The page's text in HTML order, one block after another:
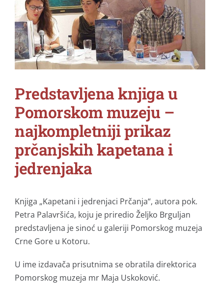
Predstavljena knjiga u
Pomorskom muzeju –
najkompletniji prikaz
prčanjskih kapetana i
jedrenjaka
Knjiga „Kapetani i jedrenjaci Prčanja“, autora pok.
Petra Palavršića, koju je priredio Željko Brguljan
predstavljena je sinoć u galeriji Pomorskog muzeja
Crne Gore u Kotoru.
U ime izdavača prisutnima se obratila direktorica
Pomorskog muzeja mr Maja Uskoković.